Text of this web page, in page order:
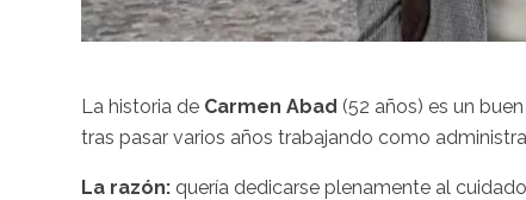
La historia de Carmen Abad (52 años) es un
tras pasar varios años trabajando como
La razón: quería dedicarse plenamente al